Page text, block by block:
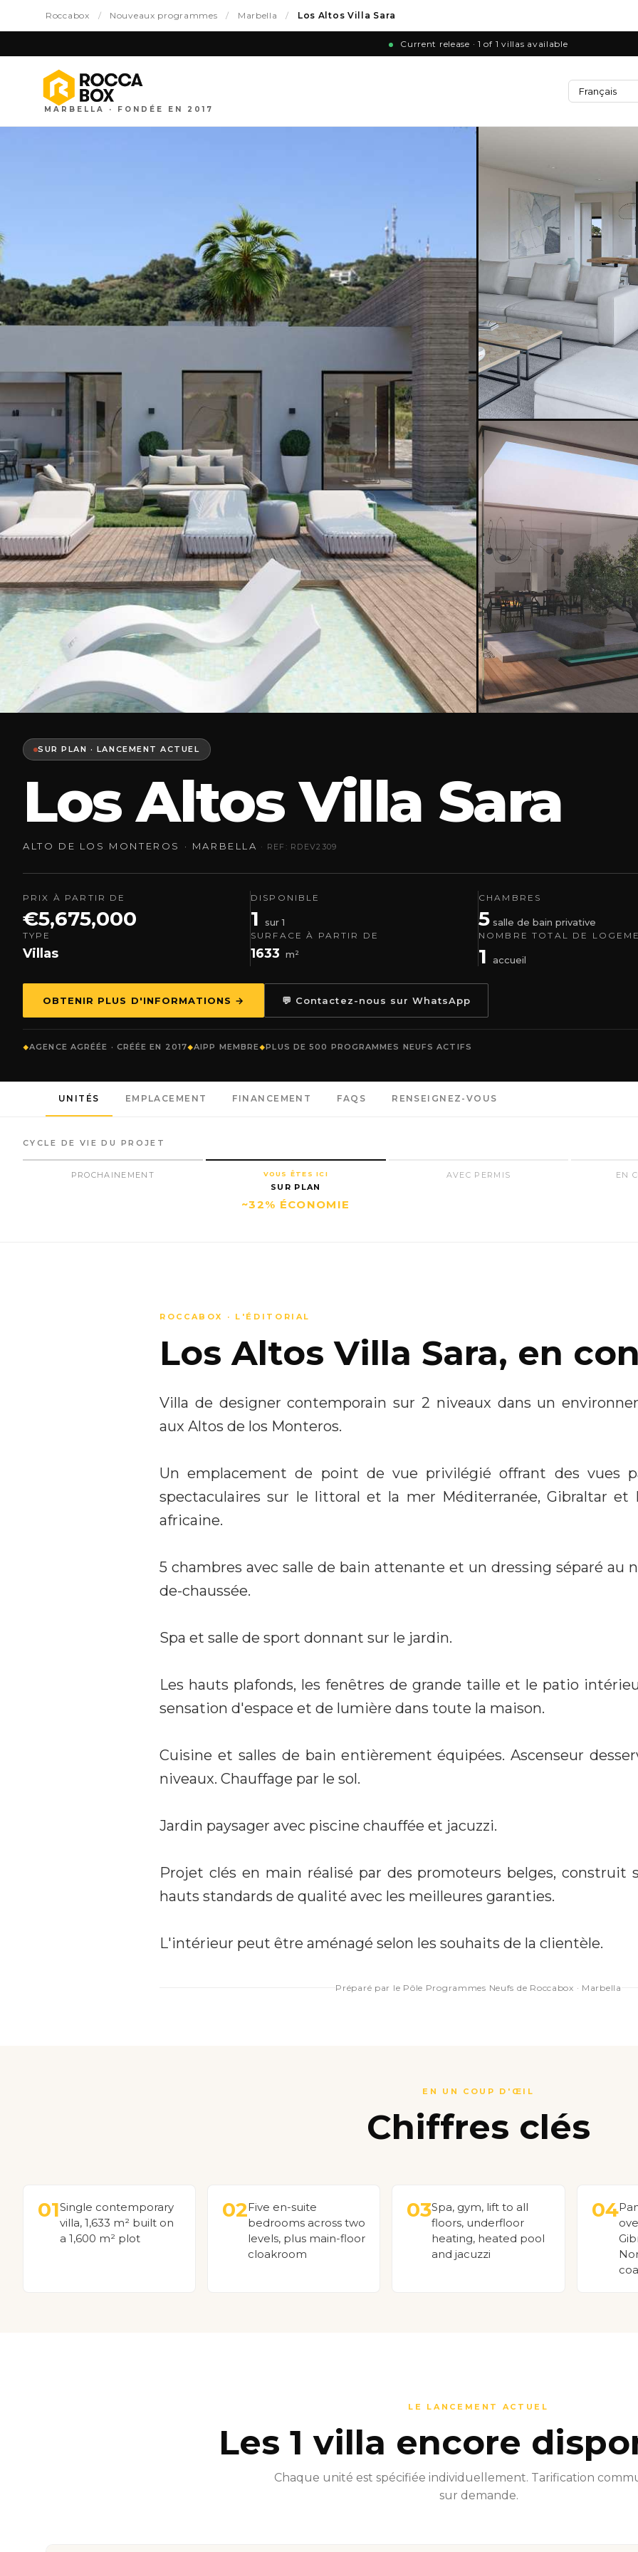
Roccabox / Nouveaux programmes / Marbella / Los Altos Villa Sara
Current release · 1 of 1 villas available
MARBELLA · FONDÉE EN 2017
SUR PLAN · LANCEMENT ACTUEL
Los Altos Villa Sara
ALTO DE LOS MONTEROS · MARBELLA · REF: RDEV2309
PRIX À PARTIR DE
€5,675,000
DISPONIBLE
1 sur 1
CHAMBRES
5 salle de bain privative
TYPE
Villas
SURFACE À PARTIR DE
1633 m²
NOMBRE TOTAL DE
1 accueil
OBTENIR PLUS D'INFORMATIONS → 💬 Contactez-nous sur WhatsApp
AGENCE AGRÉÉE · CRÉÉE EN 2017 AIPP MEMBRE PLUS DE 500 PROGRAMMES NEUFS ACTIFS
UNITÉS EMPLACEMENT FINANCEMENT FAQS RENSEIGNEZ-VOUS
CYCLE DE VIE DU PROJET
PROCHAINEMENT VOUS ÊTES ICI
SUR PLAN
~32% ÉCONOMIE
AVEC PERMIS EN
ROCCABOX · L'ÉDITORIAL
Los Altos Villa Sara, en
Villa de designer contemporain sur 2 niveaux dans un
aux Altos de los Monteros.
Un emplacement de point de vue privilégié offrant des vues
spectaculaires sur le littoral et la mer Méditerranée, Gibraltar et
africaine.
5 chambres avec salle de bain attenante et un dressing séparé au
de-chaussée.
Spa et salle de sport donnant sur le jardin.
Les hauts plafonds, les fenêtres de grande taille et le patio
sensation d'espace et de lumière dans toute la maison.
Cuisine et salles de bain entièrement équipées. Ascenseur
niveaux. Chauffage par le sol.
Jardin paysager avec piscine chauffée et jacuzzi.
Projet clés en main réalisé par des promoteurs belges, construit
hauts standards de qualité avec les meilleures garanties.
L'intérieur peut être aménagé selon les souhaits de la clientèle.
Préparé par le Pôle Programmes Neufs de Roccabox · Marbella
EN UN COUP D'ŒIL
Chiffres clés
01Single contemporary
villa, 1,633 m² built on
a 1,600 m² plot
02Five en-suite
bedrooms across two
levels, plus main-floor
cloakroom
03Spa, gym, lift to all
floors, underfloor
heating, heated pool
and jacuzzi
04
LE LANCEMENT ACTUEL
Les 1 villa encore
Chaque unité est spécifiée individuellement. Tarification
sur demande.